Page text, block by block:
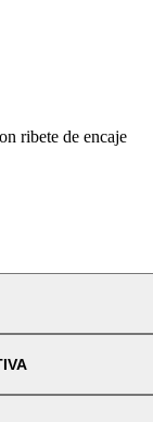
ribete de encaje